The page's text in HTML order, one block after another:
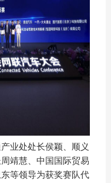
业处处长侯颖、顺义
靖慧、中国国际贸易
等领导为获奖赛队代